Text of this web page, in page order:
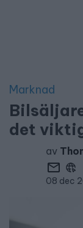
Marknad
det
av
08 dec